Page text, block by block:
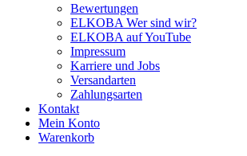
Bewertungen
ELKOBA Wer sind wir?
ELKOBA auf YouTube
Impressum
Karriere und Jobs
Versandarten
Zahlungsarten
Kontakt
Mein Konto
Warenkorb